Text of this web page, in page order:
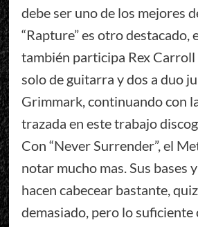
debe ser uno de los mejores
“Rapture” es otro destacado,
también participa Rex
solo de guitarra y dos a duo
Grimmark, continuando con
trazada en este trabajo
Con “Never Surrender”, el
notar mucho mas. Sus bases
hacen cabecear bastante,
demasiado, pero lo suficiente